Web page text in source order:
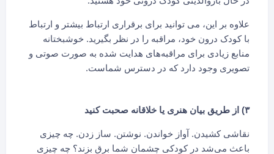
علاوه بر این، می توانید برای برقراری ارتباط بیشتر و ارتباط
با کودک درون خود، مراقبه را در نظر بگیرید. خوشبختانه
منابع زیادی برای مراقبه‌های هدایت شده به صورت صوتی و
تصویری وجود دارد که در دسترس شماست.
۳) از طریق بیان هنری یا خلاقانه صحبت کنید
نقاشی کشیدن. آواز خواندن. نوشتن. ساز زدن. چه چیزی
باعث می‌شد در کودکی چشمان شما برق بزند؟ چه چیزی